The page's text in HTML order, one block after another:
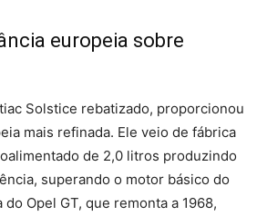
europeia sobre
Solstice rebatizado, proporcionou
mais refinada. Ele veio de fábrica
de 2,0 litros produzindo
superando o motor básico do
Opel GT, que remonta a 1968,